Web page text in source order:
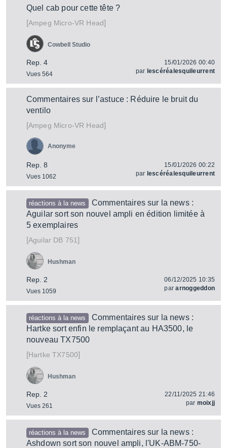
Quel cab pour cette tête ?
[Ampeg Micro-VR Head]
Rep. 4
Vues 564
Cowbell Studio
15/01/2026 00:40
par lescéréalesquileurrent
Commentaires sur l’astuce : Réduire le bruit du
ventilo
[Ampeg Micro-VR Head]
Rep. 8
Vues 1062
Anonyme
15/01/2026 00:22
par lescéréalesquileurrent
réactions à la news
Commentaires sur la news :
Aguilar sort son nouvel ampli en édition limitée à
5 exemplaires
[Aguilar DB 751]
Rep. 2
Vues 1059
Hushman
06/12/2025 10:35
pararnoggeddon
réactions à la news
Commentaires sur la news :
Hartke sort enfin le remplaçant au HA3500, le
nouveau TX7500
[Hartke TX7500]
Rep. 2
Vues 261
Hushman
22/11/2025 21:46
par moixjj
réactions à la news
Commentaires sur la news :
Ashdown sort son nouvel ampli, l'UK-ABM-750-